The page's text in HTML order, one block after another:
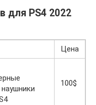
для PS4 2022
Цена
100$